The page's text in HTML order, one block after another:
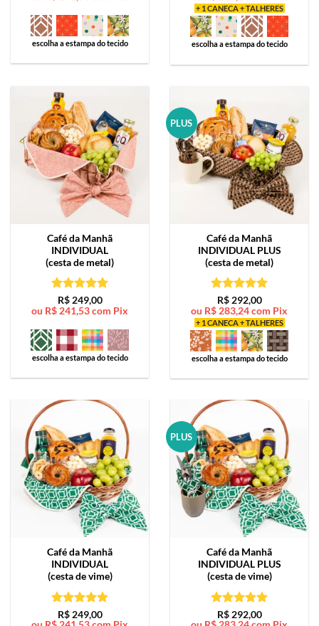
escolha a estampa do tecido
+ 1 CANECA + TALHERES
escolha a estampa do tecido
Café da Manhã
INDIVIDUAL
(cesta de metal)
Avaliação5
de 5
R$249,00
ou R$ 241,53com Pix
escolha a estampa do tecido
PLUS
Café da Manhã
INDIVIDUAL PLUS
(cesta de metal)
Avaliação5
de 5
R$292,00
ou R$ 283,24com Pix
+ 1 CANECA + TALHERES
escolha a estampa do tecido
Café da Manhã
INDIVIDUAL
(cesta de vime)
Avaliação5
R$249,00
PLUS
Café da Manhã
INDIVIDUAL PLUS
(cesta de vime)
Avaliação5
R$292,00